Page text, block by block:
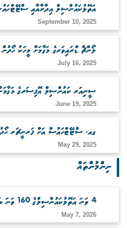
އަތޮޅުކައުންސިލް އިދާރާއާއި
ބަލަހައްޓާނެ ފަރާތެއް ހޯދުން
September 10, 2025
ލޯންޗް ޑްރައިވަރގެ މަގާމަށް މީހަކު ހޯދުން
July 16, 2025
ސީނިއަރ ކައުންސިލް އޮފިސަރގެ
June 19, 2025
ގއ. ސްޓޭޓްހައުސް އަށް ފަރނީޗަރ
May 29, 2025
ނިންމުންތައް
4 ވަނަ އަތޮޅުކައުންސިލްގެ 160 ވަނަ ބައްދަލުވުމުގެ ނިންމުންތައް
May 7, 2026